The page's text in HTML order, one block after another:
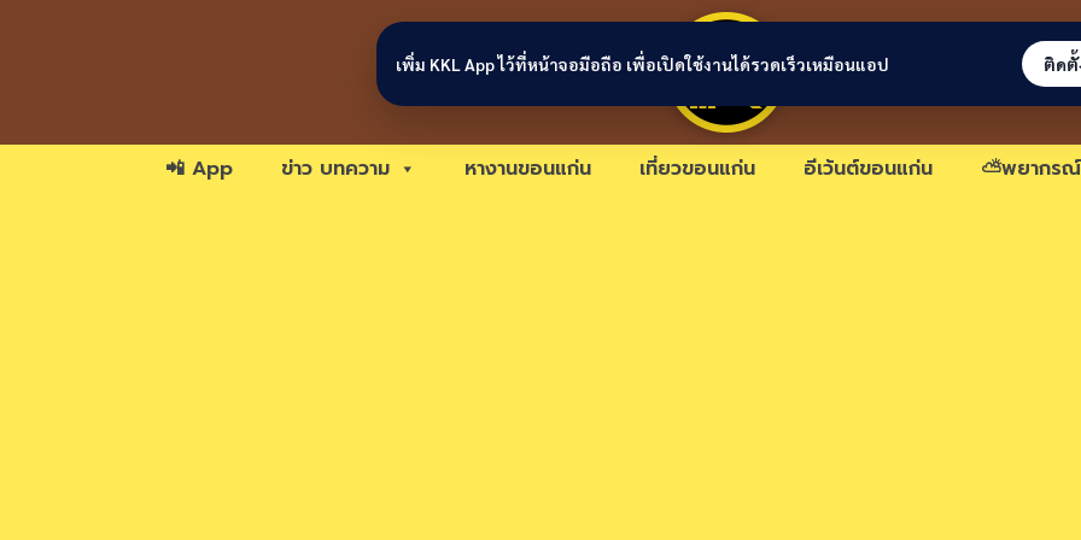
ขอนแก่นลิงก์
📲 App ข่าว บทความ หางานขอนแก่น เที่ยวขอนแก่น อีเว้นต์ขอนแก่น ⛅พยากร
เพิ่ม KKL App ไว้ที่หน้าจอมือถือ เพื่อเปิดใช้งานได้รวดเร็วเหมือนแอป ติดตั้